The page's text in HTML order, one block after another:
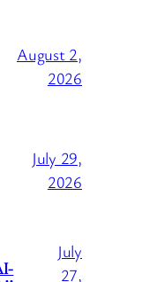
August 2,
2026
July 29,
2026
July
27,